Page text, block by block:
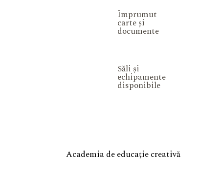
Împrumut
carte și
documente
Săli și
echipamente
disponibile
Academia de educație creativă